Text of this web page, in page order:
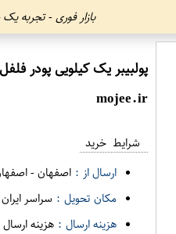
بازار فوری - تجربه
پولبیبر یک کیلویی پودر
mojee.ir
شرایط خرید
ارسال از : اصفهان-
مکان تحویل : سراسر
هزینه ارسال : هزینه